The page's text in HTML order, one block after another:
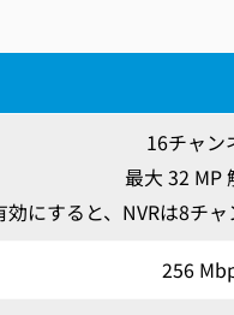
16チャン
最大 32 MP
にすると、NVRは8チ
256